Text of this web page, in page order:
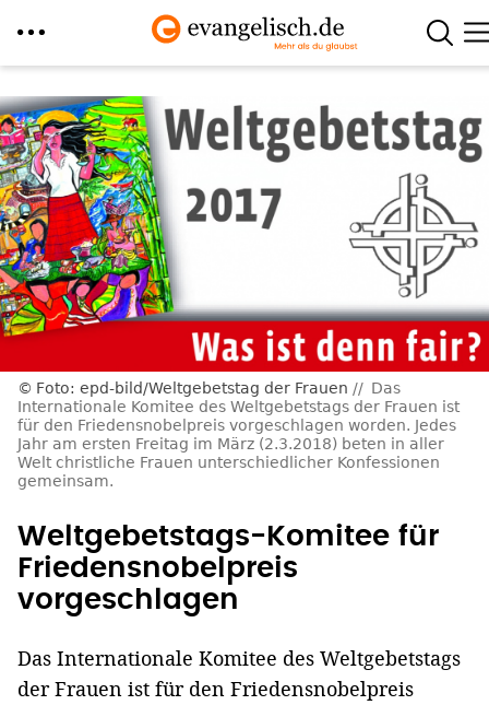
zum
Inhalt
Foto: epd-bild/Weltgebetstag der Frauen
Das
Internationale Komitee des Weltgebetstags der Frauen ist
für den Friedensnobelpreis vorgeschlagen worden. Jedes
Jahr am ersten Freitag im März (2.3.2018) beten in aller
Welt christliche Frauen unterschiedlicher Konfessionen
gemeinsam.
Weltgebetstags-Komitee für
Friedensnobelpreis
vorgeschlagen
Das Internationale Komitee des Weltgebetstags
der Frauen ist für den Friedensnobelpreis